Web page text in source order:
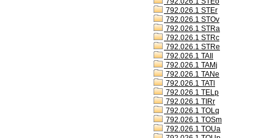
792.026.1 STEr
792.026.1 STOv
792.026.1 STRa
792.026.1 STRc
792.026.1 STRe
792.026.1 TAIl
792.026.1 TAMj
792.026.1 TANe
792.026.1 TATl
792.026.1 TELp
792.026.1 TIRr
792.026.1 TOLq
792.026.1 TOSm
792.026.1 TOUa